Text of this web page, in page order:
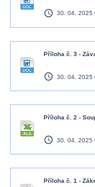
access_time 30. 04. 2025
Příloha č. 3 -
access_time 30. 04. 2025
Příloha č. 2 -
access_time 30. 04. 2025
Příloha č. 1 -